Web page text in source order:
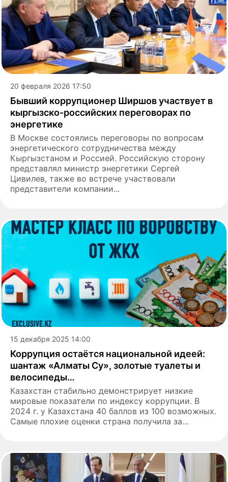
20 февраля 2026 17:50
Бывший коррупционер Ширшов участвует в
кыргызско-российских переговорах по
энергетике
В Москве состоялись переговоры по вопросам
энергетического сотрудничества между
Кыргызстаном и Россией. Российскую сторону
представлял министр энергетики Сергей
Цивилев, также во встрече участвовали
представители компании...
15 декабря 2025 14:00
Коррупция остаётся национальной идеей:
шантаж «Алматы Су», золотые туалеты и
велосипеды…
Казахстан стабильно демонстрирует низкие
мировые показатели по индексу коррупции. В
2024 г. у Казахстана 40 баллов из 100 возможных.
Самые плохие оценки страна получила за...